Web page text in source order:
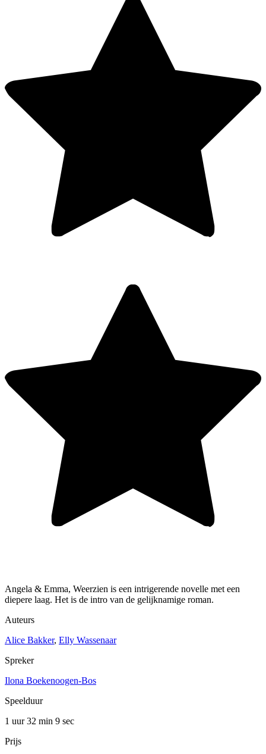
Angela & Emma, Weerzien is een intrigerende novelle met een
diepere laag. Het is de intro van de gelijknamige roman.
Auteurs
Alice Bakker, Elly Wassenaar
Spreker
Ilona Boekenoogen-Bos
Speelduur
1 uur 32 min 9 sec
Prijs